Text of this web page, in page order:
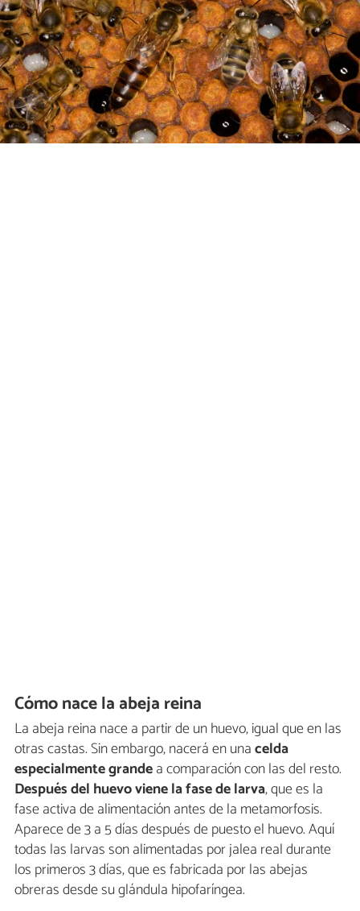
Cómo nace la abeja reina
La abeja reina nace a partir de un huevo, igual que en las
otras castas. Sin embargo, nacerá en unacelda
especialmente grandea comparación con las del resto.
Después del huevo viene la fase de larva, que es la
fase activa de alimentación antes de la metamorfosis.
Aparece de 3 a 5 días después de puesto el huevo. Aquí
todas las larvas son alimentadas por jalea real durante
los primeros 3 días, que es fabricada por las abejas
obreras desde su glándula hipofaríngea.